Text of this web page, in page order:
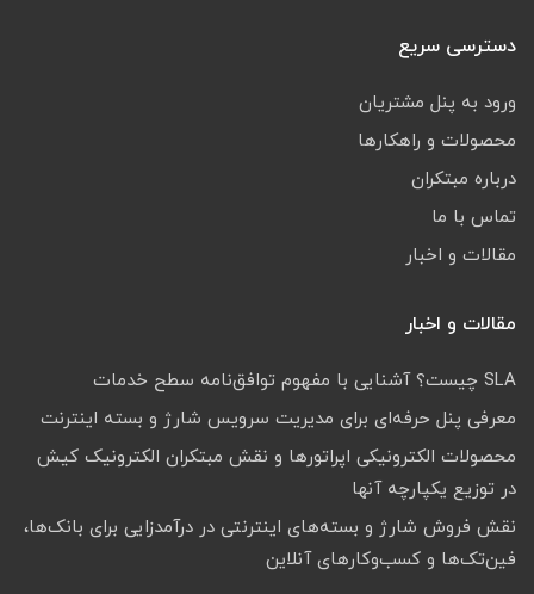
دسترسی سریع
ورود به پنل مشتریان
محصولات و راهکارها
درباره مبتکران
تماس با ما
مقالات و اخبار
مقالات و اخبار
SLA چیست؟ آشنایی با مفهوم توافق‌نامه سطح خدمات
معرفی پنل حرفه‌ای برای مدیریت سرویس شارژ و بسته اینترنت
محصولات الکترونیکی اپراتورها و نقش مبتکران الکترونیک کیش
در توزیع یکپارچه آنها
نقش فروش شارژ و بسته‌های اینترنتی در درآمدزایی برای بانک‌ها،
فین‌تک‌ها و کسب‌وکارهای آنلاین